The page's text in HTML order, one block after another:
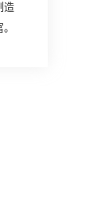
造